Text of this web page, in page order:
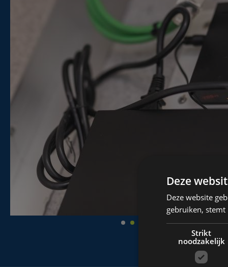
Deze
Deze website
gebruiken,
Strikt
noodzakelijk